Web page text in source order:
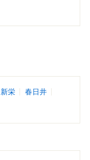
新栄
春日井